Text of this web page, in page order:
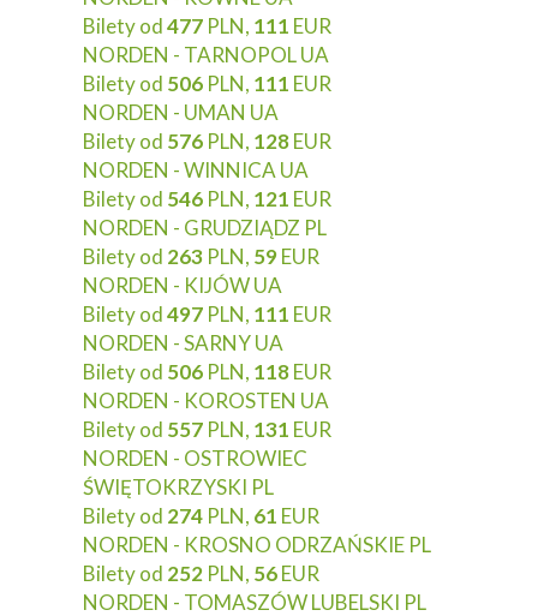
Bilety od477 PLN, 111 EUR
NORDEN - TARNOPOL UA
Bilety od 506 PLN, 111 EUR
NORDEN - UMAN UA
Bilety od 576 PLN, 128EUR
NORDEN - WINNICA UA
Bilety od 546 PLN, 121 EUR
NORDEN - GRUDZIĄDZ PL
Bilety od 263 PLN, 59EUR
NORDEN - KIJÓW UA
Bilety od497 PLN, 111 EUR
NORDEN - SARNY UA
Bilety od 506 PLN, 118EUR
NORDEN - KOROSTEN UA
Bilety od 557 PLN, 131 EUR
NORDEN - OSTROWIEC
ŚWIĘTOKRZYSKI PL
Bilety od 274 PLN, 61 EUR
NORDEN - KROSNO ODRZAŃSKIE PL
Bilety od 252 PLN, 56EUR
NORDEN - TOMASZÓW LUBELSKI PL